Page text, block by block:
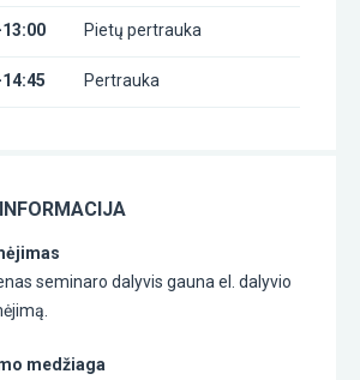
Pietų pertrauka
Pertrauka
seminaro dalyvis gauna el. dalyvio
medžiaga